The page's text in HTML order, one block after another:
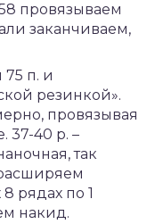
провязываем
заканчиваем,
п. и
резинкой».
провязывая
37-40 р. –
так
рядах по 1
накид.